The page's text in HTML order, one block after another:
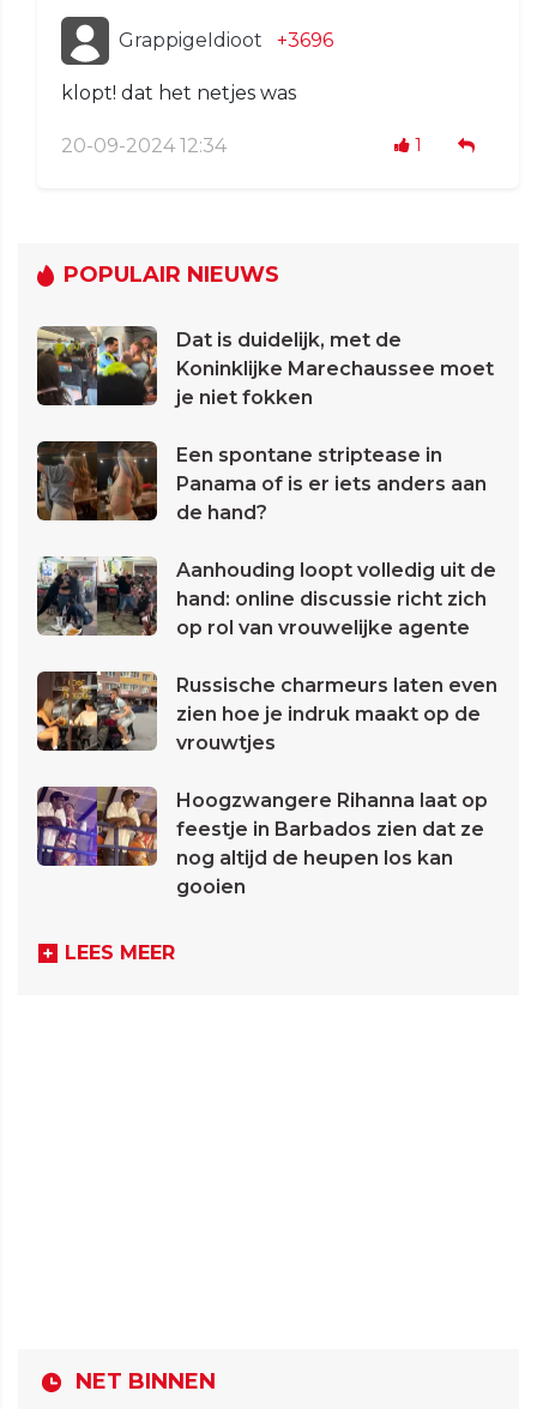
GrappigeIdioot +3696
klopt! dat het netjes was
20-09-2024 12:34 1
POPULAIR NIEUWS
Dat is duidelijk, met de
Koninklijke Marechaussee moet
je niet fokken
Een spontane striptease in
Panama of is er iets anders aan
de hand?
Aanhouding loopt volledig uit de
hand: online discussie richt zich
op rol van vrouwelijke agente
Russische charmeurs laten even
zien hoe je indruk maakt op de
vrouwtjes
Hoogzwangere Rihanna laat op
feestje in Barbados zien dat ze
nog altijd de heupen los kan
gooien
LEES MEER
NET BINNEN